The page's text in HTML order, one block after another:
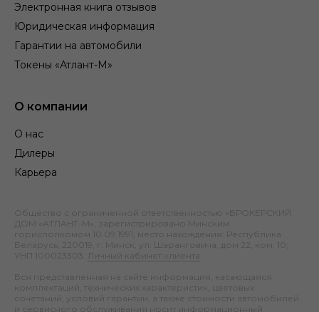
Электронная книга отзывов
Юридическая информация
Гарантии на автомобили
Токены «Атлант-М»
О компании
О нас
Дилеры
Карьера
Общество с ограниченной ответственностью «БРОКЕРСКИЙ
ДОМ «АТЛАНТ-М», зарегистрировано Минским
горисполкомом 10.09.1991; место нахождения: Республика
Беларусь, 220019, г. Минск, ул. Шаранговича, дом 22, ком. 10;
УНП 100023303.
Личный кабинет клиента
Вся представленная на сайте информация, касающаяся
комплектаций, технических характеристик, цветовых
сочетаний, условий гарантии, а также стоимости автомобилей
и сервисного обслуживания носит информационный